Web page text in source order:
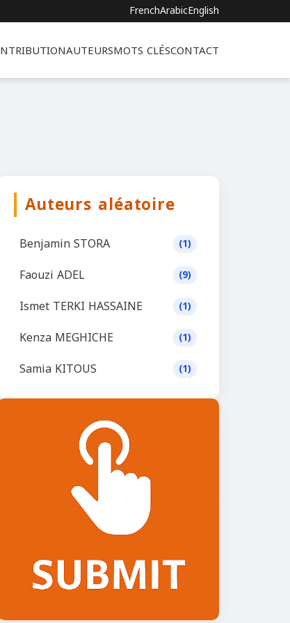
FrenchArabicEnglish
AUTEURSMOTS CLÉSCONTACT
Auteurs aléatoire
Benjamin STORA (1)
Faouzi ADEL (9)
Ismet TERKI HASSAINE (1)
Kenza MEGHICHE (1)
Samia KITOUS (1)